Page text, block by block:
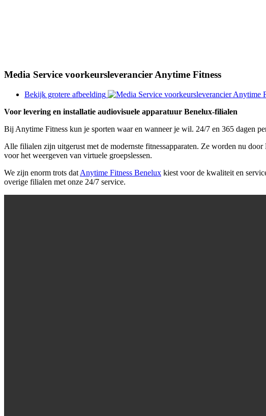
Media Service voorkeursleverancier Anytime Fitness
Bekijk grotere afbeelding
Voor levering en installatie audiovisuele apparatuur Benelux-filialen
Bij Anytime Fitness kun je sporten waar en wanneer je wil. 24/7 en 365 dagen
Alle filialen zijn uitgerust met de modernste fitnessapparaten. Ze worden nu
voor het weergeven van virtuele groepslessen.
We zijn enorm trots dat Anytime Fitness Benelux kiest voor de kwaliteit en
overige filialen met onze 24/7 service.